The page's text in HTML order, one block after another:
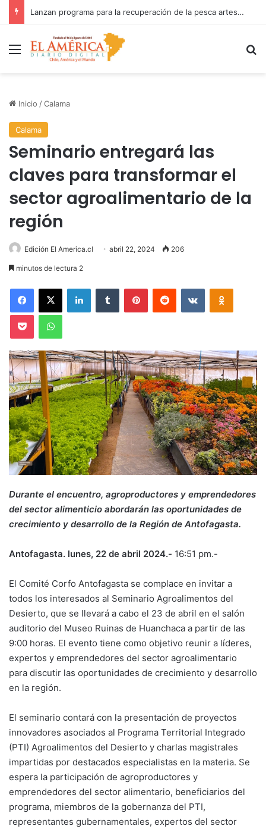
Fiscalía investiga accidente con resultado de muerte en faena minera
Menú
Inicio /Calama
Calama
Seminario entregará las
claves para transformar el
sector agroalimentario de la
región
Edición El America.cl abril 22, 2024 206
minutos de lectura 2
Facebook
X LinkedInTumblr PinterestReddit VKontakte
Pocket WhatsApp
Durante el encuentro, agroproductores y emprendedores
del sector alimenticio abordarán las oportunidades de
crecimiento y desarrollo de la Región de Antofagasta.
Antofagasta. lunes, 22 de abril 2024.- 16:51 pm.-
El Comité Corfo Antofagasta se complace en invitar a
todos los interesados al Seminario Agroalimentos del
Desierto, que se llevará a cabo el 23 de abril en el salón
auditorio del Museo Ruinas de Huanchaca a partir de las
9:00 horas. El evento tiene como objetivo reunir a líderes,
expertos y emprendedores del sector agroalimentario
para discutir las oportunidades de crecimiento y desarrollo
en la región.
El seminario contará con la presentación de proyectos
innovadores asociados al Programa Territorial Integrado
(PTI) Agroalimentos del Desierto y charlas magistrales
impartidas por destacados especialistas en la materia. Se
espera la participación de agroproductores y
emprendedores del sector alimentario, beneficiarios del
programa, miembros de la gobernanza del PTI,
representantes gubernamentales, expertos del sector